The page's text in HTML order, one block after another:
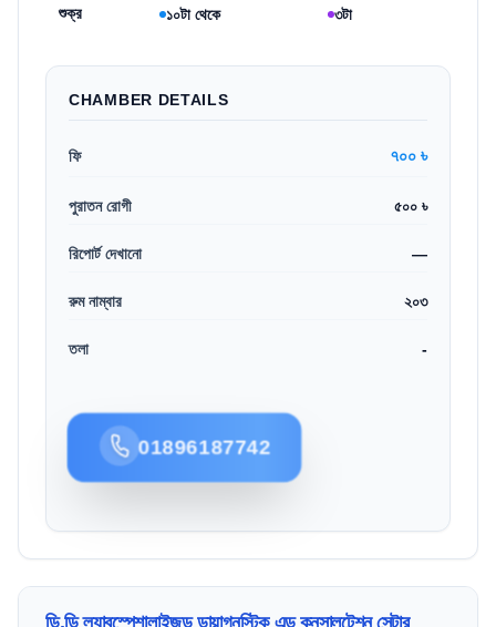
শুক্র ১০টা থেকে ৩টা
CHAMBER DETAILS
ফি ৭০০ ৳
পুরাতন রোগী ৫০০ ৳
রিপোর্ট দেখানো —
রুম নাম্বার ২০৩
তলা -
01896187742